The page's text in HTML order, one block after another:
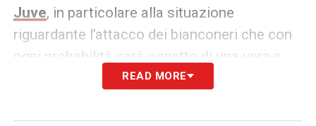
Juve, in particolare alla situazione
riguardante l’attacco dei bianconeri che con
ogni probabilità sarà oggetto di una vera e
propria rivoluzione.READ MORE